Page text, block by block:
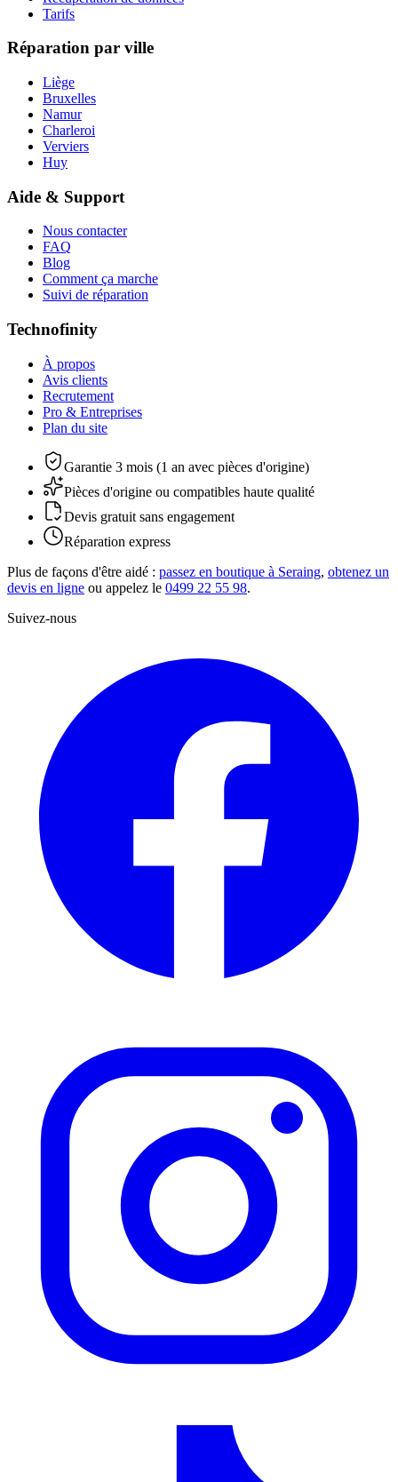
Tarifs
Réparation par ville
Liège
Bruxelles
Namur
Charleroi
Verviers
Huy
Aide & Support
Nous contacter
FAQ
Blog
Comment ça marche
Suivi de réparation
Technofinity
À propos
Avis clients
Recrutement
Pro & Entreprises
Plan du site
Garantie 3 mois (1 an avec pièces d'origine)
Pièces d'origine ou compatibles haute qualité
Devis gratuit sans engagement
Réparation express
Plus de façons d'être aidé : passez en boutique à Seraing, obtenez un
devis en ligne ou appelez le 0499 22 55 98.
Suivez-nous